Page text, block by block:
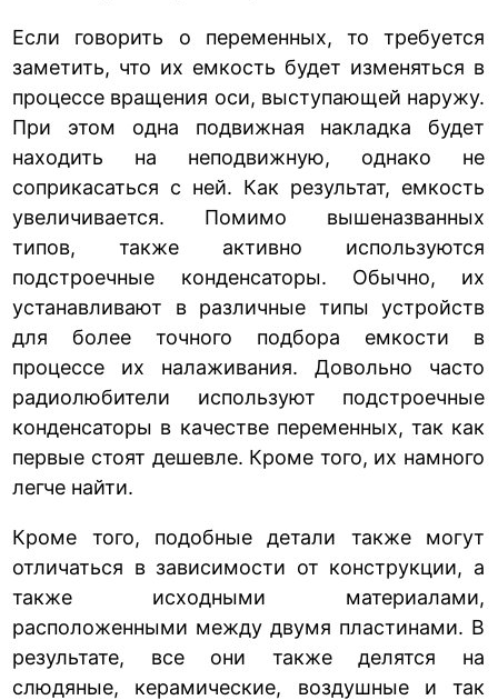
Если говорить о переменных, то требуется
заметить, что их емкость будет изменяться в
процессе вращения оси, выступающей наружу.
При этом одна подвижная накладка будет
находить на неподвижную, однако не
соприкасаться с ней. Как результат, емкость
увеличивается. Помимо вышеназванных
типов, также активно используются
подстроечные конденсаторы. Обычно, их
устанавливают в различные типы устройств
для более точного подбора емкости в
процессе их налаживания. Довольно часто
радиолюбители используют подстроечные
конденсаторы в качестве переменных, так как
первые стоят дешевле. Кроме того, их намного
легче найти.
Кроме того, подобные детали также могут
отличаться в зависимости от конструкции, а
также исходными материалами,
расположенными между двумя пластинами. В
результате, все они также делятся на
слюдяные, керамические, воздушные и так